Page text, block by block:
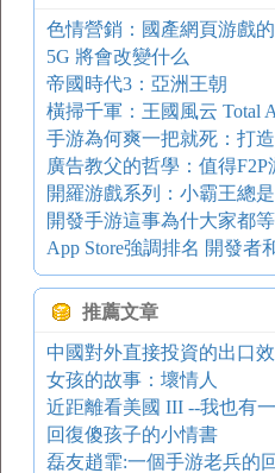
色情營銷：國產網頁游戲
5G 將會改變什么
帝國時代3：亞洲王朝
橫掃千軍：王國風云 Total
手游為何爽一把就死：打
廣告教父的哲學：值得
開羅游戲系列：小霸王總
開發手游這事為什大家都
App Store強調排名 開發者
推薦文章
中國對外直接投資的出口
女孩的故事：壞情人
回復傻孩子的小情書
磊友趙霏:一個手游老兵的